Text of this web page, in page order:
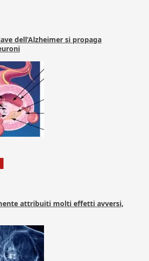
dell’Alzheimer si propaga
attribuiti molti effetti avversi,